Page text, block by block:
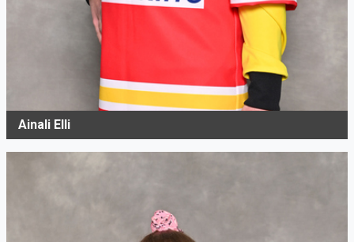
Ainali Elli